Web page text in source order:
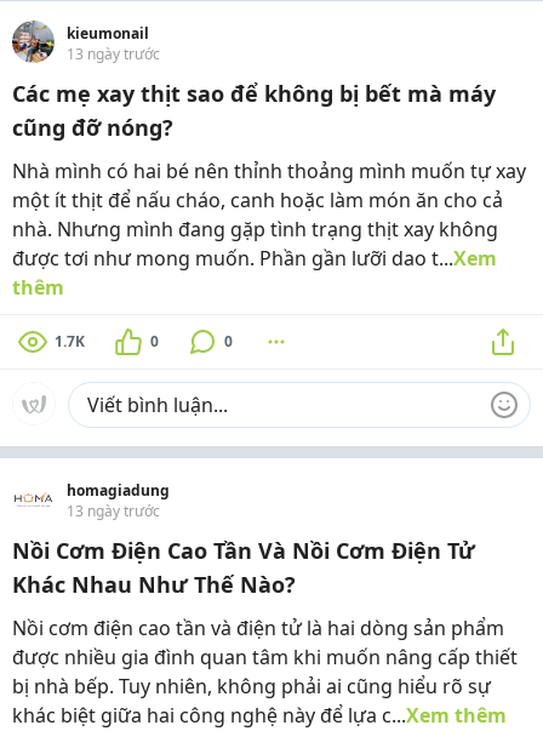
kieumonail
13 ngày trước
Các mẹ xay thịt sao để không bị bết mà máy
cũng đỡ nóng?
Nhà mình có hai bé nên thỉnh thoảng mình muốn tự xay
một ít thịt để nấu cháo, canh hoặc làm món ăn cho cả
nhà. Nhưng mình đang gặp tình trạng thịt xay không
được tơi như mong muốn. Phần gần lưỡi dao t...Xem
thêm
1.7K 0 0
homagiadung
13 ngày trước
Nồi Cơm Điện Cao Tần Và Nồi Cơm Điện Tử
Khác Nhau Như Thế Nào?
Nồi cơm điện cao tần và điện tử là hai dòng sản phẩm
được nhiều gia đình quan tâm khi muốn nâng cấp thiết
bị nhà bếp. Tuy nhiên, không phải ai cũng hiểu rõ sự
khác biệt giữa hai công nghệ này để lựa c...Xem thêm